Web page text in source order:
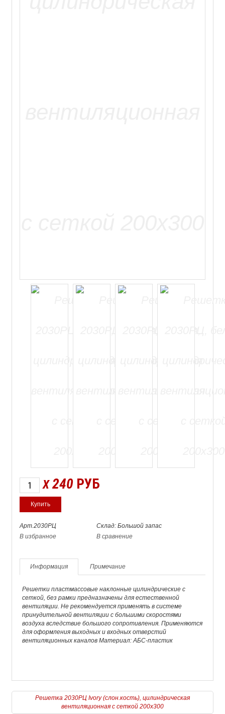
X 240 РУБ
Арт.2030РЦ
Склад: Большой запас
В избранное
В сравнение
Информация Примечание
Решетки пластмассовые наклонные цилиндрические с
сеткой, без рамки предназначены для естественной
вентиляции. Не рекомендуется применять в системе
принудительной вентиляции с большими скоростями
воздуха вследствие большого сопротивления. Применяются
для оформления выходных и входных отверстий
вентиляционных каналов Материал: АБС-пластик
Решетка 2030РЦ Ivory (слон.кость), цилиндрическая
вентиляционная с сеткой 200х300